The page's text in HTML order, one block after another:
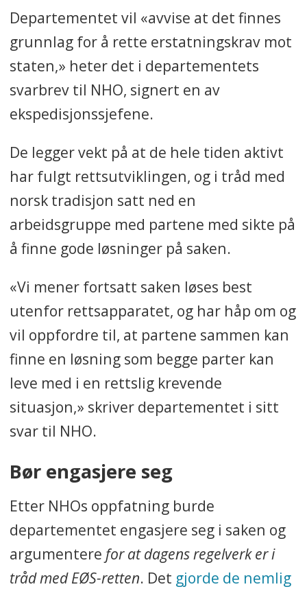
Departementet vil «avvise at det finnes
grunnlag for å rette erstatningskrav mot
staten,» heter det i departementets
svarbrev til NHO, signert en av
ekspedisjonssjefene.
De legger vekt på at de hele tiden aktivt
har fulgt rettsutviklingen, og i tråd med
norsk tradisjon satt ned en
arbeidsgruppe med partene med sikte på
å finne gode løsninger på saken.
«Vi mener fortsatt saken løses best
utenfor rettsapparatet, og har håp om og
vil oppfordre til, at partene sammen kan
finne en løsning som begge parter kan
leve med i en rettslig krevende
situasjon,» skriver departementet i sitt
svar til NHO.
Bør engasjere seg
Etter NHOs oppfatning burde
departementet engasjere seg i saken og
argumentere for at dagens regelverk er i
tråd med EØS-retten. Det gjorde de nemlig